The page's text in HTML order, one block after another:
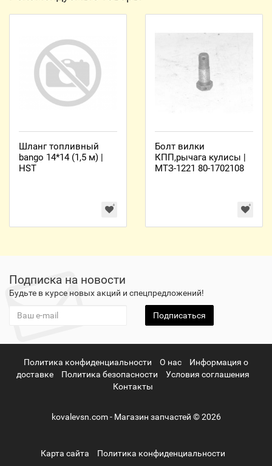
Шланг топливный
bango 14*14 (1,5 м) |
HST
Болт вилки
КПП,рычага кулисы |
МТЗ-1221 80-1702108
Подписка на новости
Будьте в курсе новых акций и спецпредложений!
Подписаться
Политика конфиденциальности О нас
Информация о
доставке
Политика безопасности
Условия соглашения
Контакты
kovalevsn.com - Магазин запчастей © 2026
Карта сайта Политика конфиденциальности